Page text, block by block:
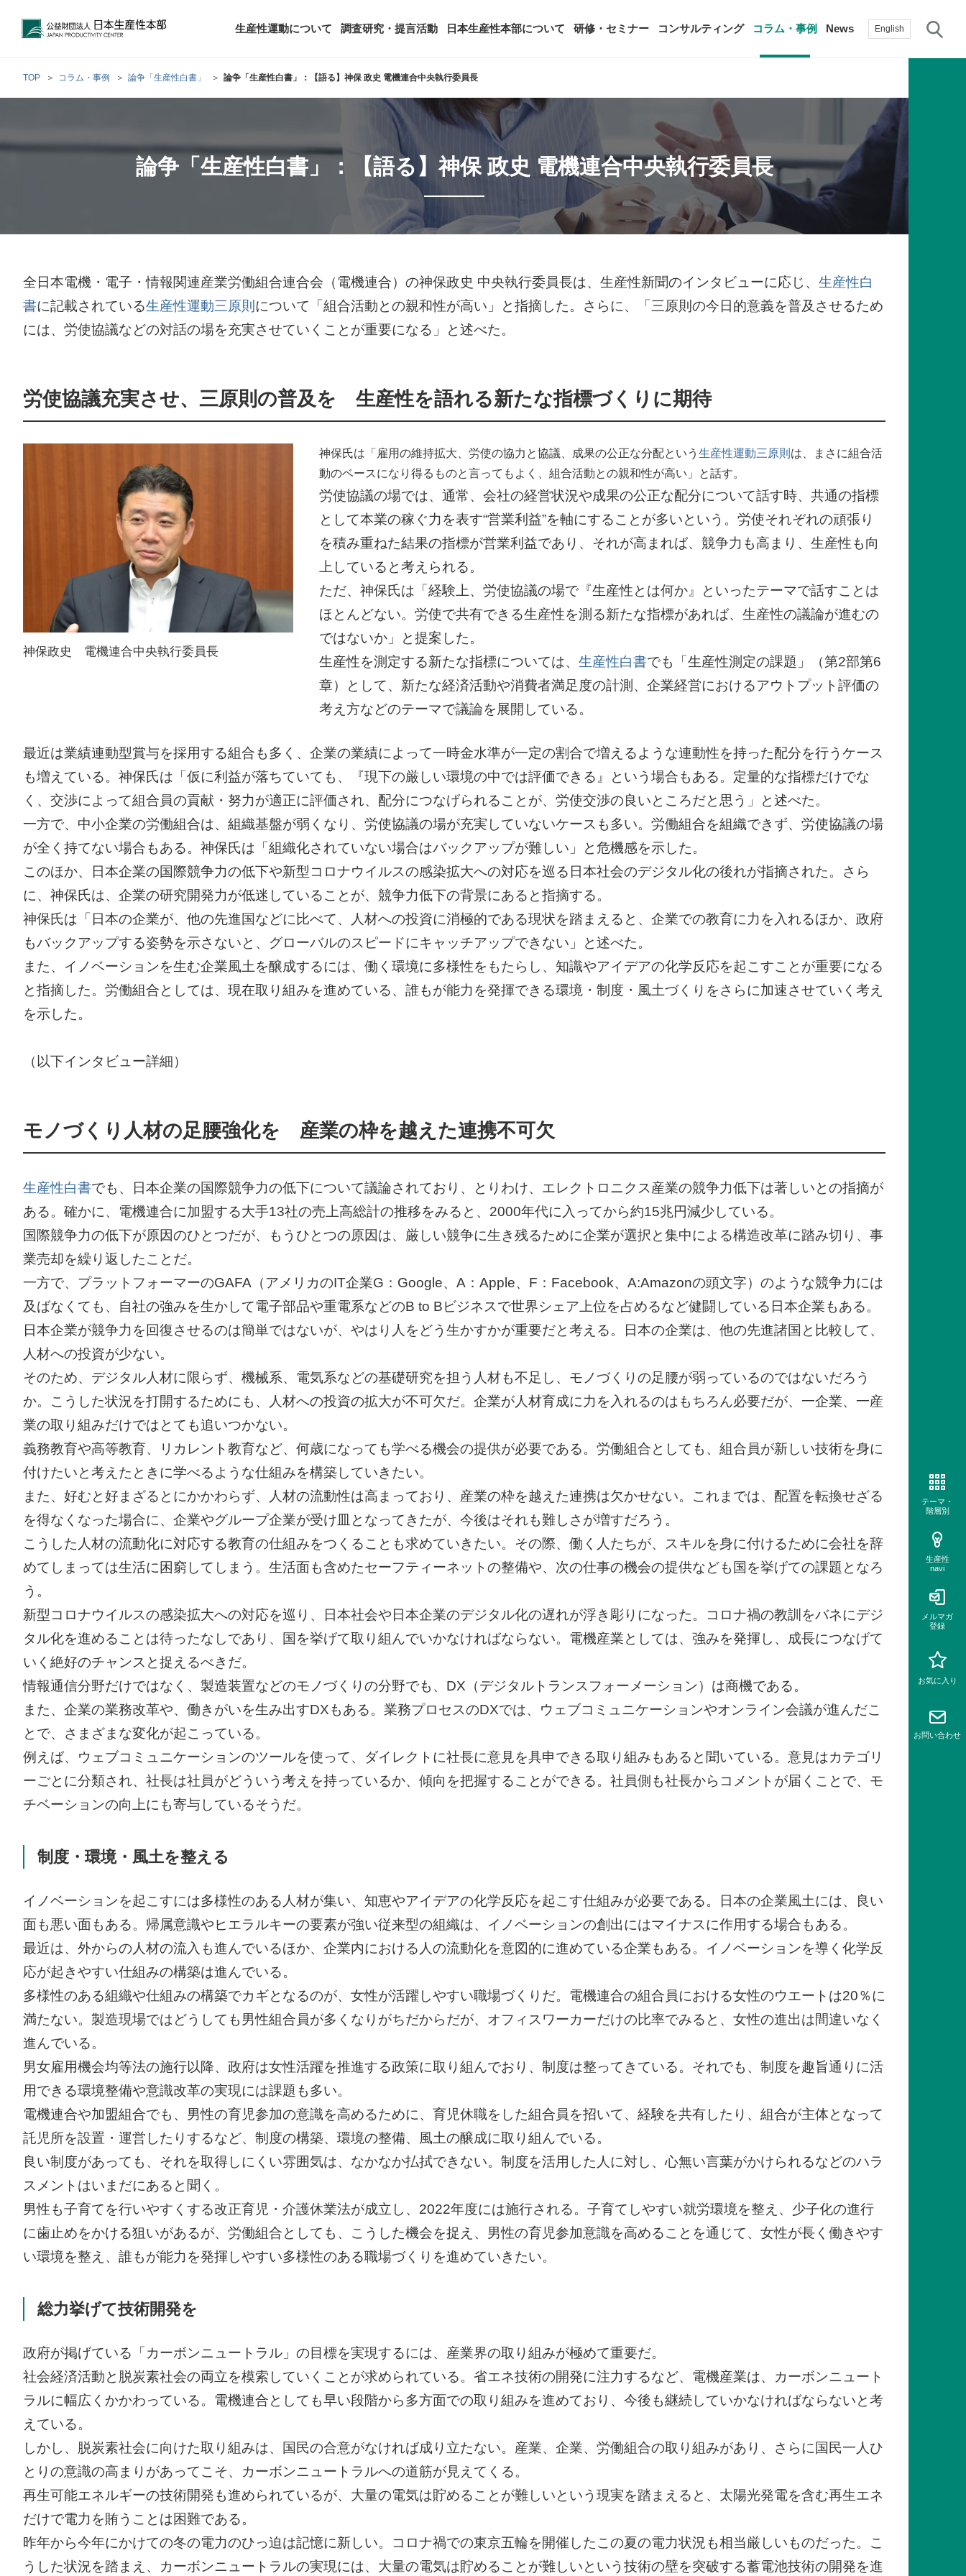
公益財団法人日本生産性本部 English
生産性運動について
調査研究・提言活動 日本生産性本部について 研修・セミナー コンサルティング コラム・事例 News
について
生産性とは
年頭会長所感
生産性シンポジウム
国際連携・国際交流活動
活動組織
過去の活動実績
生産性新聞
綱領・宣言集
生産性白書
調査研究・提言活動
最新の調査研究・提言活動
生産性に関する研究
働く人のメンタルヘルスに関する調査
顧客満足度調査（JCSI）
レジャー白書
雇用・賃金に関する調査研究・提言
自治体に関する調査研究・提言
その他の調査研究・提言
について
評議員・理事・監事一覧
定款および業務・財務に関する資料
SDGsへの取り組み
日本生産性本部とは
アクセス
全国の生産性機関
賛助会員
採用情報
書籍
手帳
研修・セミナー
階層別研修
テーマ別研修
来月の研修・セミナー
アーカイブ研修・セミナー
オーダーメイド研修（企業内研修）
主な研修会場地図
コンサルティング 経営コンサルタント養成事業
コンサルタント紹介
経営コンサルタント候補について
TOP コラム・事例 論争「生産性白書」 論争「生産性白書」：【語る】神保 政史 電機連合中央執行委員長
論争「生産性白書」：【語る】神保 政史 電機連合中央執行委員長
全日本電機・電子・情報関連産業労働組合連合会（電機連合）の神保政史 中央執行委員長は、生産性新聞のインタビューに応じ、 生産性白
書に記載されている生産性運動三原則 について「組合活動との親和性が高い」と指摘した。さらに、「三原則の今日的意義を普及させるため
には、労使協議などの対話の場を充実させていくことが重要になる」と述べた。
労使協議充実させ、三原則の普及を 生産性を語れる新たな指標づくりに期待
神保政史 電機連合中央執行委員長
神保氏は「雇用の維持拡大、労使の協力と協議、成果の公正な分配という 生産性運動三原則 は、まさに組合活
動のベースになり得るものと言ってもよく、組合活動との親和性が高い」と話す。
労使協議の場では、通常、会社の経営状況や成果の公正な配分について話す時、共通の指標
として本業の稼ぐ力を表す“営業利益”を軸にすることが多いという。労使それぞれの頑張り
を積み重ねた結果の指標が営業利益であり、それが高まれば、競争力も高まり、生産性も向
上していると考えられる。
ただ、神保氏は「経験上、労使協議の場で『生産性とは何か』といったテーマで話すことは
ほとんどない。労使で共有できる生産性を測る新たな指標があれば、生産性の議論が進むの
ではないか」と提案した。
生産性を測定する新たな指標については、 生産性白書でも「生産性測定の課題」（第2部第6
章）として、新たな経済活動や消費者満足度の計測、企業経営におけるアウトプット評価の
考え方などのテーマで議論を展開している。
最近は業績連動型賞与を採用する組合も多く、企業の業績によって一時金水準が一定の割合で増えるような連動性を持った配分を行うケース
も増えている。神保氏は「仮に利益が落ちていても、『現下の厳しい環境の中では評価できる』という場合もある。定量的な指標だけでな
く、交渉によって組合員の貢献・努力が適正に評価され、配分につなげられることが、労使交渉の良いところだと思う」と述べた。
一方で、中小企業の労働組合は、組織基盤が弱くなり、労使協議の場が充実していないケースも多い。労働組合を組織できず、労使協議の場
が全く持てない場合もある。神保氏は「組織化されていない場合はバックアップが難しい」と危機感を示した。
このほか、日本企業の国際競争力の低下や新型コロナウイルスの感染拡大への対応を巡る日本社会のデジタル化の後れが指摘された。さら
に、神保氏は、企業の研究開発力が低迷していることが、競争力低下の背景にあると指摘する。
神保氏は「日本の企業が、他の先進国などに比べて、人材への投資に消極的である現状を踏まえると、企業での教育に力を入れるほか、政府
もバックアップする姿勢を示さないと、グローバルのスピードにキャッチアップできない」と述べた。
また、イノベーションを生む企業風土を醸成するには、働く環境に多様性をもたらし、知識やアイデアの化学反応を起こすことが重要になる
と指摘した。労働組合としては、現在取り組みを進めている、誰もが能力を発揮できる環境・制度・風土づくりをさらに加速させていく考え
を示した。
（以下インタビュー詳細）
モノづくり人材の足腰強化を 産業の枠を越えた連携不可欠
生産性白書でも、日本企業の国際競争力の低下について議論されており、とりわけ、エレクトロニクス産業の競争力低下は著しいとの指摘が
ある。確かに、電機連合に加盟する大手13社の売上高総計の推移をみると、2000年代に入ってから約15兆円減少している。
国際競争力の低下が原因のひとつだが、もうひとつの原因は、厳しい競争に生き残るために企業が選択と集中による構造改革に踏み切り、事
業売却を繰り返したことだ。
一方で、プラットフォーマーのGAFA（アメリカのIT企業G：Google、A：Apple、F：Facebook、A:Amazonの頭文字）のような競争力には
及ばなくても、自社の強みを生かして電子部品や重電系などのB to Bビジネスで世界シェア上位を占めるなど健闘している日本企業もある。
日本企業が競争力を回復させるのは簡単ではないが、やはり人をどう生かすかが重要だと考える。日本の企業は、他の先進諸国と比較して、
人材への投資が少ない。
そのため、デジタル人材に限らず、機械系、電気系などの基礎研究を担う人材も不足し、モノづくりの足腰が弱っているのではないだろう
か。こうした状況を打開するためにも、人材への投資の拡大が不可欠だ。企業が人材育成に力を入れるのはもちろん必要だが、一企業、一産
業の取り組みだけではとても追いつかない。
義務教育や高等教育、リカレント教育など、何歳になっても学べる機会の提供が必要である。労働組合としても、組合員が新しい技術を身に
付けたいと考えたときに学べるような仕組みを構築していきたい。
また、好むと好まざるとにかかわらず、人材の流動性は高まっており、産業の枠を越えた連携は欠かせない。これまでは、配置を転換せざる
を得なくなった場合に、企業やグループ企業が受け皿となってきたが、今後はそれも難しさが増すだろう。
こうした人材の流動化に対応する教育の仕組みをつくることも求めていきたい。その際、働く人たちが、スキルを身に付けるために会社を辞
めてしまっては生活に困窮してしまう。生活面も含めたセーフティーネットの整備や、次の仕事の機会の提供なども国を挙げての課題となろ
う。
新型コロナウイルスの感染拡大への対応を巡り、日本社会や日本企業のデジタル化の遅れが浮き彫りになった。コロナ禍の教訓をバネにデジ
タル化を進めることは待ったなしであり、国を挙げて取り組んでいかなければならない。電機産業としては、強みを発揮し、成長につなげて
いく絶好のチャンスと捉えるべきだ。
情報通信分野だけではなく、製造装置などのモノづくりの分野でも、DX（デジタルトランスフォーメーション）は商機である。
また、企業の業務改革や、働きがいを生み出すDXもある。業務プロセスのDXでは、ウェブコミュニケーションやオンライン会議が進んだこ
とで、さまざまな変化が起こっている。
例えば、ウェブコミュニケーションのツールを使って、ダイレクトに社長に意見を具申できる取り組みもあると聞いている。意見はカテゴリ
ーごとに分類され、社長は社員がどういう考えを持っているか、傾向を把握することができる。社員側も社長からコメントが届くことで、モ
チベーションの向上にも寄与しているそうだ。
制度・環境・風土を整える
イノベーションを起こすには多様性のある人材が集い、知恵やアイデアの化学反応を起こす仕組みが必要である。日本の企業風土には、良い
面も悪い面もある。帰属意識やヒエラルキーの要素が強い従来型の組織は、イノベーションの創出にはマイナスに作用する場合もある。
最近は、外からの人材の流入も進んでいるほか、企業内における人の流動化を意図的に進めている企業もある。イノベーションを導く化学反
応が起きやすい仕組みの構築は進んでいる。
多様性のある組織や仕組みの構築でカギとなるのが、女性が活躍しやすい職場づくりだ。電機連合の組合員における女性のウエートは20％に
満たない。製造現場ではどうしても男性組合員が多くなりがちだからだが、オフィスワーカーだけの比率でみると、女性の進出は間違いなく
進んでいる。
男女雇用機会均等法の施行以降、政府は女性活躍を推進する政策に取り組んでおり、制度は整ってきている。それでも、制度を趣旨通りに活
用できる環境整備や意識改革の実現には課題も多い。
電機連合や加盟組合でも、男性の育児参加の意識を高めるために、育児休職をした組合員を招いて、経験を共有したり、組合が主体となって
託児所を設置・運営したりするなど、制度の構築、環境の整備、風土の醸成に取り組んでいる。
良い制度があっても、それを取得しにくい雰囲気は、なかなか払拭できない。制度を活用した人に対し、心無い言葉がかけられるなどのハラ
スメントはいまだにあると聞く。
男性も子育てを行いやすくする改正育児・介護休業法が成立し、2022年度には施行される。子育てしやすい就労環境を整え、少子化の進行
に歯止めをかける狙いがあるが、労働組合としても、こうした機会を捉え、男性の育児参加意識を高めることを通じて、女性が長く働きやす
い環境を整え、誰もが能力を発揮しやすい多様性のある職場づくりを進めていきたい。
総力挙げて技術開発を
政府が掲げている「カーボンニュートラル」の目標を実現するには、産業界の取り組みが極めて重要だ。
社会経済活動と脱炭素社会の両立を模索していくことが求められている。省エネ技術の開発に注力するなど、電機産業は、カーボンニュート
ラルに幅広くかかわっている。電機連合としても早い段階から多方面での取り組みを進めており、今後も継続していかなければならないと考
えている。
しかし、脱炭素社会に向けた取り組みは、国民の合意がなければ成り立たない。産業、企業、労働組合の取り組みがあり、さらに国民一人ひ
とりの意識の高まりがあってこそ、カーボンニュートラルへの道筋が見えてくる。
再生可能エネルギーの技術開発も進められているが、大量の電気は貯めることが難しいという現実を踏まえると、太陽光発電を含む再生エネ
だけで電力を賄うことは困難である。
昨年から今年にかけての冬の電力のひっ迫は記憶に新しい。コロナ禍での東京五輪を開催したこの夏の電力状況も相当厳しいものだった。こ
うした状況を踏まえ、カーボンニュートラルの実現には、大量の電気は貯めることが難しいという技術の壁を突破する蓄電池技術の開発を進
テーマ・
階層別
生産性
navi
メルマガ
登録
お気に入り
お問い合わせ